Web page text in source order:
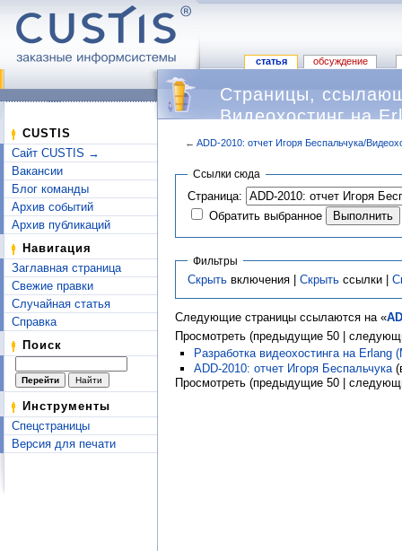
статья обсуждение
CUSTIS
Сайт CUSTIS →
Вакансии
Блог команды
Архив событий
Архив публикаций
Навигация
Заглавная страница
Свежие правки
Случайная статья
Справка
Поиск
Инструменты
Спецстраницы
Версия для печати
Страницы,
Видеохостинг на
← ADD-2010: отчет Игоря Беспальчука/
Ссылки сюда
Страница:
Обратить выбранное
Фильтры
Скрыть включения | Скрыть ссылки |
Следующие страницы ссылаются на «
Просмотреть (предыдущие 50 |
Разработка видеохостинга на
ADD-2010: отчет Игоря Беспальчука
Просмотреть (предыдущие 50 |